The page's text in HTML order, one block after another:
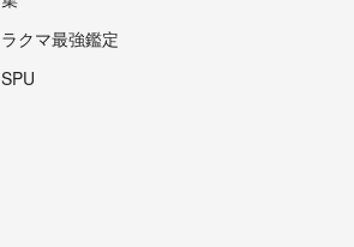
ラクマ最強鑑定
SPU